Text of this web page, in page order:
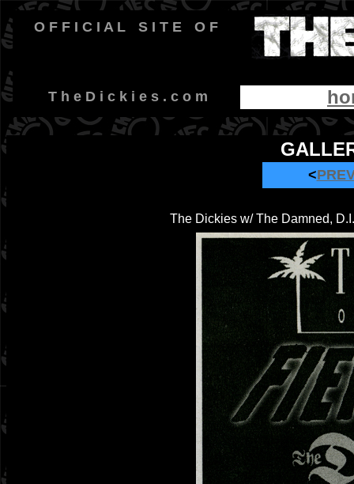
O F F I C I A L S I T E O F
T h e D i c k i e s . c o m
<
The Dickies w/ The Damned,